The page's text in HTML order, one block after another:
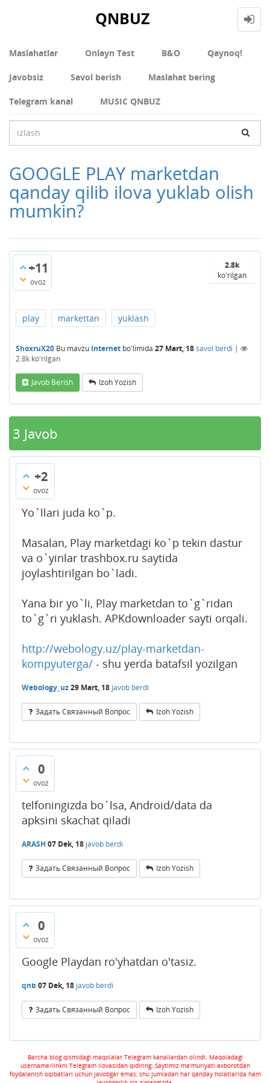
QNBUZ
Maslahatlar Onlayn Test В&О Qaynoq!
Javobsiz Savol berish Maslahat bering
Telegram kanal MUSIC QNBUZ
GOOGLE PLAY marketdan
qanday qilib ilova yuklab olish
mumkin?
+11
ovoz
2.8k
ko'rilgan
play markettan yuklash
ShoxruX20 Bu mavzu Internet bo'limida 27 Mart, 18savol berdi |
2.8k ko'rilgan
Javob Berish Izoh Yozish
3 Javob
+2
ovoz
Yo`llari juda ko`p.
Masalan, Play marketdagi ko`p tekin dastur
va o`yinlar trashbox.ru saytida
joylashtirilgan bo`ladi.
Yana bir yo`li, Play marketdan to`g`ridan
to`g`ri yuklash. APKdownloader sayti orqali.
http://webology.uz/play-marketdan-
kompyuterga/ - shu yerda batafsil yozilgan
Webology_uz29 Mart, 18 javob berdi
Задать Связанный Вопрос Izoh Yozish
0
ovoz
telfoningizda bo`lsa, Android/data da
apksini skachat qiladi
ARASH 07 Dek, 18 javob berdi
Задать Связанный Вопрос Izoh Yozish
0
ovoz
Google Playdan ro'yhatdan o'tasiz.
qnb 07 Dek, 18 javob berdi
Задать Связанный Вопрос Izoh Yozish
Barcha blog qismidagi maqolalar Telegram kanallardan olindi. Maqoladagi
username/linkni Telegram ilovasidan qidiring. Saytimiz ma'muriyati axborotdan
foydalanish oqibatlari uchun javobgar emas, shu jumladan har qanday holatlarida ham